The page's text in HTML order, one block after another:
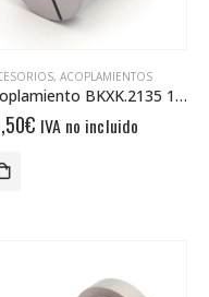
, ACOPLAMIENTOS
Acoplamiento BKXK.2135 10/10
€ IVA no incluido